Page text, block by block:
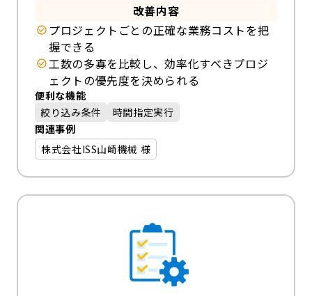
改善内容
プロジェクトごとの正確な業務コストを把
握できる
工数の多寡を比較し、効率化すべきプロジ
ェクトの優先度を決められる
便利な機能
絞り込み条件
時間指定実行
関連事例
株式会社ISS山崎機械 様